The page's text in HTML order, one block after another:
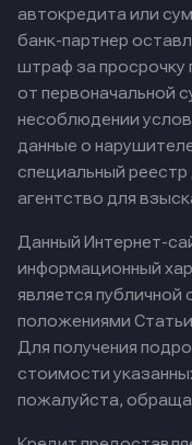
автокредита или
банк-партнер
штраф за просрочку
от первоначальной
несоблюдении
данные о
специальный
агентство для
Данный Интернет-
информационный
является
положениями
Для получения
стоимости
пожалуйста,